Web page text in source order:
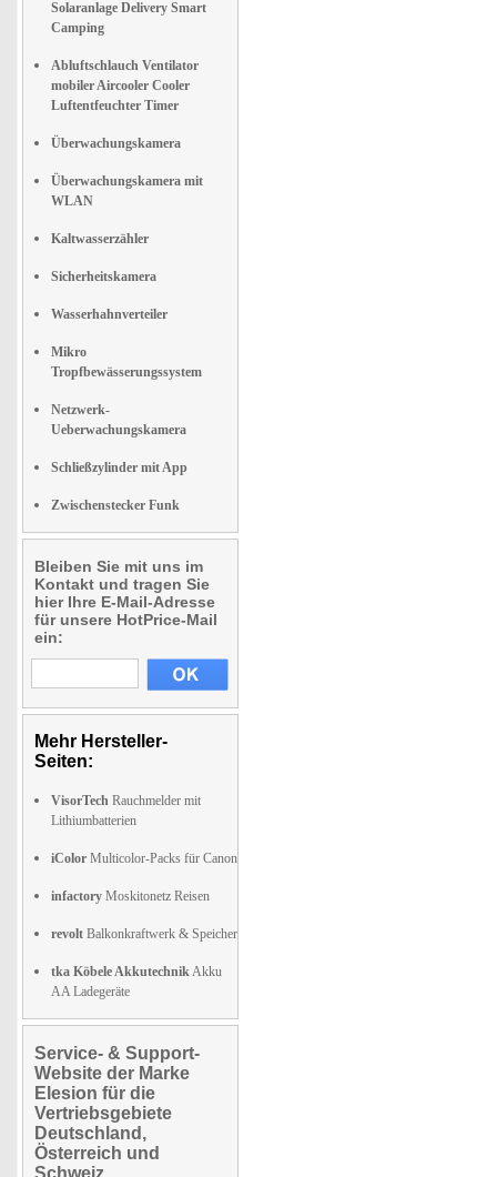
Solaranlage Delivery Smart
Camping
Abluftschlauch Ventilator
mobiler Aircooler Cooler
Luftentfeuchter Timer
Überwachungskamera
Überwachungskamera mit
WLAN
Kaltwasserzähler
Sicherheitskamera
Wasserhahnverteiler
Mikro
Tropfbewässerungssystem
Netzwerk-
Ueberwachungskamera
Schließzylinder mit App
Zwischenstecker Funk
Bleiben Sie mit uns im
Kontakt und tragen Sie
hier Ihre E-Mail-Adresse
für unsere HotPrice-Mail
ein:
Mehr Hersteller-
Seiten:
VisorTech Rauchmelder mit
Lithiumbatterien
iColor Multicolor-Packs für Canon
infactory Moskitonetz Reisen
revolt Balkonkraftwerk & Speicher
tka Köbele AkkutechnikAkku
AA Ladegeräte
Service- & Support-
Website der Marke
Elesion für die
Vertriebsgebiete
Deutschland,
Österreich und
Schweiz